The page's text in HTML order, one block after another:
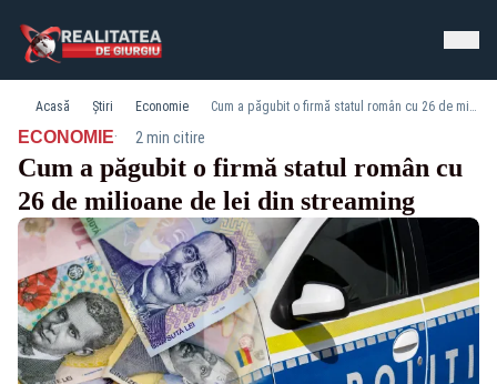
Acasă Știri Economie Cum a păgubit o firmă statul român cu 26 de milioane de lei din streaming
ECONOMIE· 2 min citire
Cum a păgubit o firmă statul român cu
26 de milioane de lei din streaming